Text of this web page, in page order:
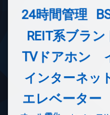
24時間管理
REIT系ブラ
TVドアホン
インターネッ
エレベーター